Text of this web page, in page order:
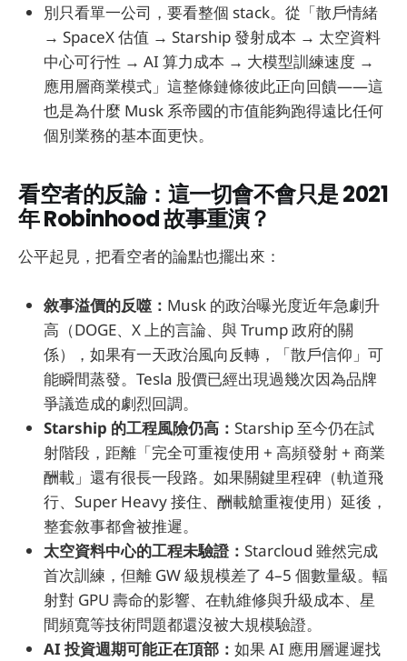
別只看單一公司，要看整個 stack。從「散戶情緒
→ SpaceX 估值 → Starship 發射成本 → 太空資料
中心可行性 → AI 算力成本 → 大模型訓練速度 →
應用層商業模式」這整條鏈條彼此正向回饋——這
也是為什麼 Musk 系帝國的市值能夠跑得遠比任何
個別業務的基本面更快。
看空者的反論：這一切會不會只是 2021
年 Robinhood 故事重演？
公平起見，把看空者的論點也擺出來：
敘事溢價的反噬： Musk 的政治曝光度近年急劇升
高（DOGE、X 上的言論、與 Trump 政府的關
係），如果有一天政治風向反轉，「散戶信仰」可
能瞬間蒸發。Tesla 股價已經出現過幾次因為品牌
爭議造成的劇烈回調。
Starship 的工程風險仍高： Starship 至今仍在試
射階段，距離「完全可重複使用 + 高頻發射 + 商業
酬載」還有很長一段路。如果關鍵里程碑（軌道飛
行、Super Heavy 接住、酬載艙重複使用）延後，
整套敘事都會被推遲。
太空資料中心的工程未驗證： Starcloud 雖然完成
首次訓練，但離 GW 級規模差了 4–5 個數量級。輻
射對 GPU 壽命的影響、在軌維修與升級成本、星
間頻寬等技術問題都還沒被大規模驗證。
AI 投資週期可能正在頂部： 如果 AI 應用層遲遲找